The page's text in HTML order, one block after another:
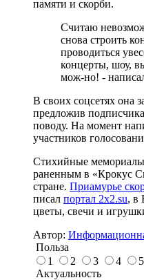
памяти и скорби.
Считаю
снова строить
проводиться
концерты, шоу,
мож-но! -
В своих соцсетях она
предложив
поводу. На момент
участников
Стихийные
раненным в «Крокус
стране. Приамурье
писал портал 2x2.su, в
цветы, свечи и
Автор:
Польза
1
2 3 4 5
Актуальность